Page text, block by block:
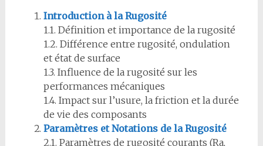
Introduction à la Rugosité
1.1. Définition et importance de la rugosité
1.2. Différence entre rugosité, ondulation
et état de surface
1.3. Influence de la rugosité sur les
performances mécaniques
1.4. Impact sur l’usure, la friction et la durée
de vie des composants
Paramètres et Notations de la Rugosité
2.1. Paramètres de rugosité courants (Ra,